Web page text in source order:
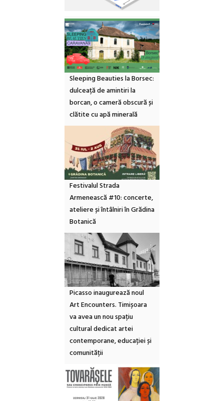
Sleeping Beauties la Borsec:
dulceață de amintiri la
borcan, o cameră obscură și
clătite cu apă minerală
Festivalul Strada
Armenească #10: concerte,
ateliere și întâlniri în Grădina
Botanică
Picasso inaugurează noul
Art Encounters. Timișoara
va avea un nou spațiu
cultural dedicat artei
contemporane, educației și
comunității